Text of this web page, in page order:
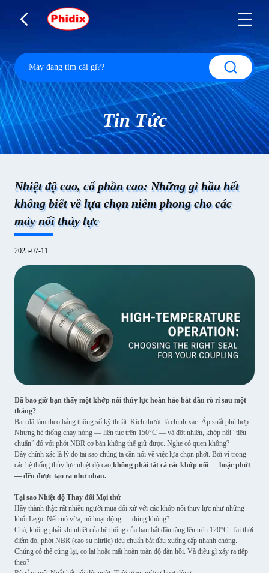
Tin Tức
Nhiệt độ cao, cổ phần cao: Những gì hầu hết
không biết về lựa chọn niêm phong cho các
máy nối thủy lực
2025-07-11
Đã bao giờ bạn thấy một khớp nối thủy lực hoàn hảo bắt đầu rò rỉ sau một
tháng?
Bạn đã làm theo bảng thông số kỹ thuật. Kích thước là chính xác. Áp suất phù hợp.
Nhưng hệ thống chạy nóng — liên tục trên 150°C — và đột nhiên, khớp nối “tiêu
chuẩn” đó với phớt NBR cơ bản không thể giữ được. Nghe có quen không?
Đây chính xác là lý do tại sao chúng ta cần nói về việc lựa chọn phớt. Bởi vì trong
các hệ thống thủy lực nhiệt độ cao,không phải tất cả các khớp nối — hoặc phớt
— đều được tạo ra như nhau.
Tại sao Nhiệt độ Thay đổi Mọi thứ
Hãy thành thật: rất nhiều người mua đối xử với các khớp nối thủy lực như những
khối Lego. Nếu nó vừa, nó hoạt động — đúng không?
Chà, không phải khi nhiệt của hệ thống của bạn bắt đầu tăng lên trên 120°C. Tại thời
điểm đó, phớt NBR (cao su nitrile) tiêu chuẩn bắt đầu xuống cấp nhanh chóng.
Chúng có thể cứng lại, co lại hoặc mất hoàn toàn độ đàn hồi. Và điều gì xảy ra tiếp
theo?